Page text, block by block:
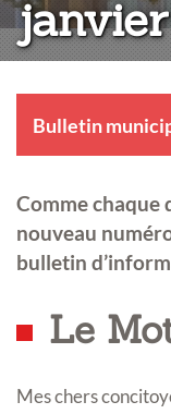
Bulletin
Comme chaque
nouveau
bulletin
Le
Mes chers